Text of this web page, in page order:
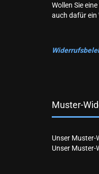
Wollen Sie
auch dafür
Muster-
Unser
Unser